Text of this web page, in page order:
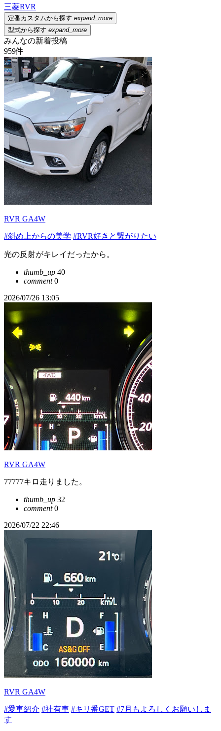
三菱RVR
定番カスタムから探す expand_more
型式から探す expand_more
みんなの新着投稿
959件
RVR GA4W
#斜め上からの美学 #RVR好きと繋がりたい
光の反射がキレイだったから。
thumb_up 40
comment0
2026/07/26 13:05
RVR GA4W
77777キロ走りました。
thumb_up 32
comment0
2026/07/22 22:46
RVR GA4W
#愛車紹介 #社有車 #キリ番GET #7月もよろしくお願いしま
す